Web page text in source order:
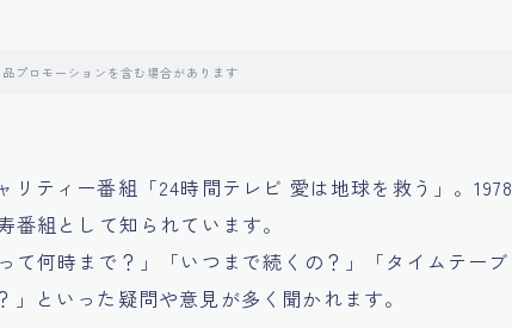
プロモーションを含む場合があります
ティー番組「24時間テレビ 愛は地球を救う」。1978
組として知られています。
て何時まで？」「いつまで続くの？」「タイムテーブ
といった疑問や意見が多く聞かれます。